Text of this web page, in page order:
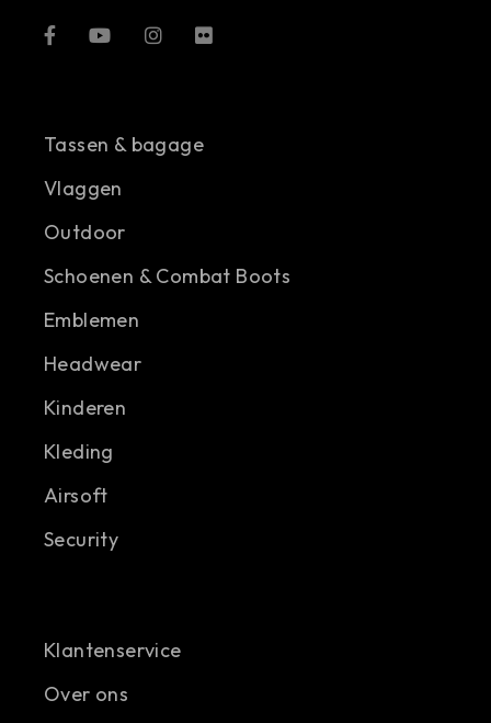
Tassen & bagage
Vlaggen
Outdoor
Schoenen & Combat Boots
Emblemen
Headwear
Kinderen
Kleding
Airsoft
Security
Klantenservice
Over ons